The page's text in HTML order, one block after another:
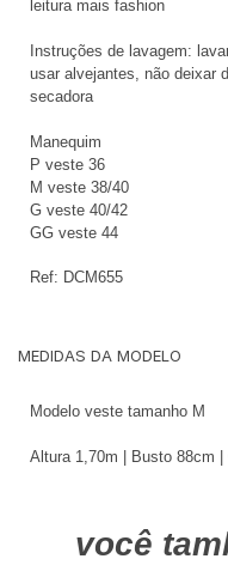
leitura mais fashion
Instruções de lavagem:
usar alvejantes, não deixar
secadora
Manequim
P veste 36
M veste 38/40
G veste 40/42
GG veste 44
Ref: DCM655
MEDIDAS DA MODELO
Modelo veste tamanho M
Altura 1,70m | Busto 88cm
você